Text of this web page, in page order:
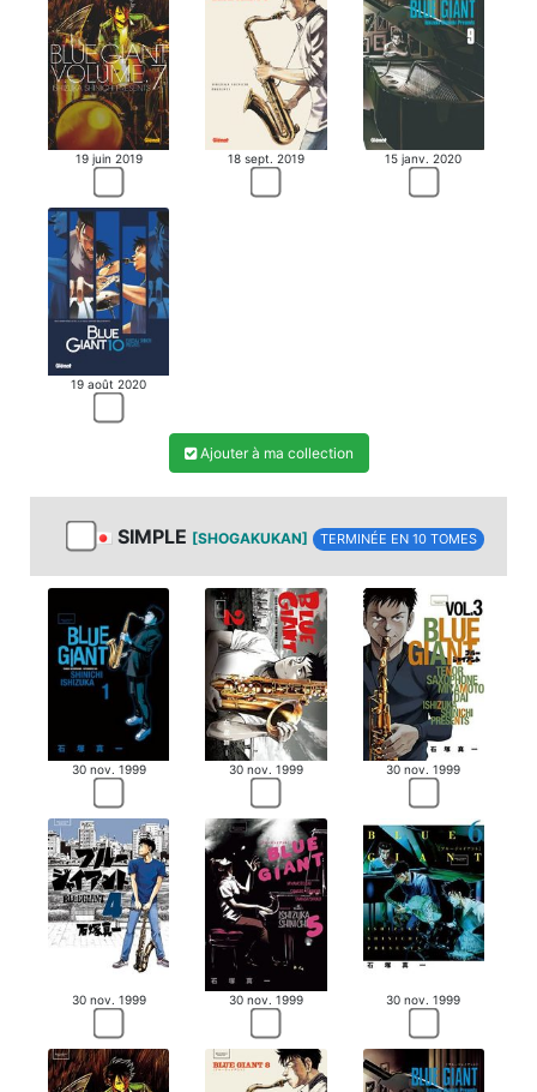
19 juin 2019 18 sept. 2019 15 janv. 2020
19 août 2020
Ajouter à ma collection
SIMPLE [SHOGAKUKAN] TERMINÉE EN 10 TOMES
30 nov. 1999 30 nov. 1999 30 nov. 1999
30 nov. 1999 30 nov. 1999 30 nov. 1999